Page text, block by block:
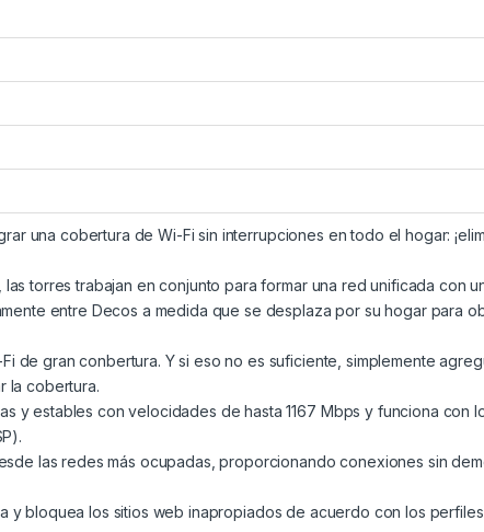
una cobertura de Wi-Fi sin interrupciones en todo el hogar:
torres trabajan en conjunto para formar una red unificada con
entre Decos a medida que se desplaza por su hogar para
de gran conbertura. Y si eso no es suficiente, simplemente
la cobertura.
y estables con velocidades de hasta 1167 Mbps y funciona con
las redes más ocupadas, proporcionando conexiones sin
y bloquea los sitios web inapropiados de acuerdo con los